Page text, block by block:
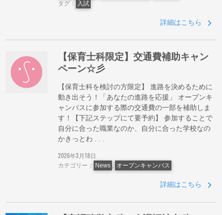
タグ：
入試
詳細はこちら
【保育士科限定】交通費補助キャン
ペーン☆彡
【保育士科を検討の方限定】 進路を決めるために
動き出そう！「あなたの進路を応援」 オープンキ
ャンパスに参加する際の交通費の一部を補助しま
す！【下記ステップにて要予約】 参加することで
自分に合った職業なのか、自分に合った学校なの
かきっとわ . . .
2026年3月18日
カテゴリー： News オープンキャンパス
詳細はこちら